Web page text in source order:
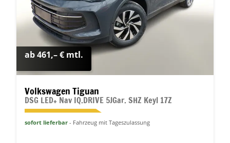
ab 461,– € mtl.
Volkswagen Tiguan
DSG LED+ Nav IQ.DRIVE 5JGar. SHZ Keyl 17Z
sofort lieferbar Fahrzeug mit Tageszulassung